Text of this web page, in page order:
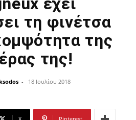
τη φινέτσα
της
της!
- 18 Ιουλίου 2018